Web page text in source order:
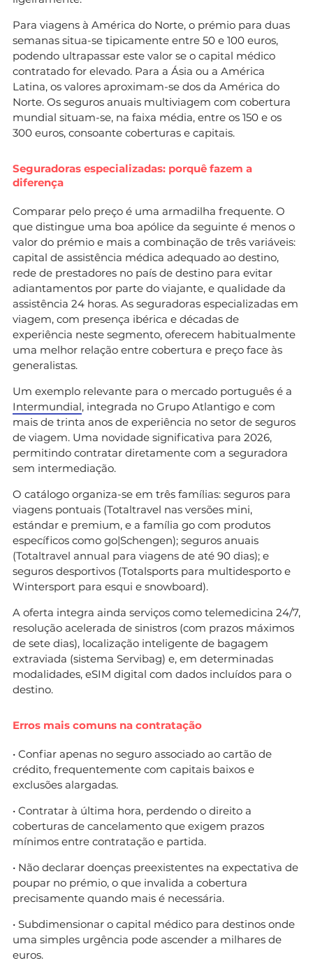
Para viagens à América do Norte, o prémio para duas
semanas situa-se tipicamente entre 50 e 100 euros,
podendo ultrapassar este valor se o capital médico
contratado for elevado. Para a Ásia ou a América
Latina, os valores aproximam-se dos da América do
Norte. Os seguros anuais multiviagem com cobertura
mundial situam-se, na faixa média, entre os 150 e os
300 euros, consoante coberturas e capitais.
Seguradoras especializadas: porquê fazem a
diferença
Comparar pelo preço é uma armadilha frequente. O
que distingue uma boa apólice da seguinte é menos o
valor do prémio e mais a combinação de três variáveis:
capital de assistência médica adequado ao destino,
rede de prestadores no país de destino para evitar
adiantamentos por parte do viajante, e qualidade da
assistência 24 horas. As seguradoras especializadas em
viagem, com presença ibérica e décadas de
experiência neste segmento, oferecem habitualmente
uma melhor relação entre cobertura e preço face às
generalistas.
Um exemplo relevante para o mercado português é a
Intermundial, integrada no Grupo Atlantigo e com
mais de trinta anos de experiência no setor de seguros
de viagem. Uma novidade significativa para 2026,
permitindo contratar diretamente com a seguradora
sem intermediação.
O catálogo organiza-se em três famílias: seguros para
viagens pontuais (Totaltravel nas versões mini,
estándar e premium, e a família go com produtos
específicos como go|Schengen); seguros anuais
(Totaltravel annual para viagens de até 90 dias); e
seguros desportivos (Totalsports para multidesporto e
Wintersport para esqui e snowboard).
A oferta integra ainda serviços como telemedicina 24/7,
resolução acelerada de sinistros (com prazos máximos
de sete dias), localização inteligente de bagagem
extraviada (sistema Servibag) e, em determinadas
modalidades, eSIM digital com dados incluídos para o
destino.
Erros mais comuns na contratação
• Confiar apenas no seguro associado ao cartão de
crédito, frequentemente com capitais baixos e
exclusões alargadas.
• Contratar à última hora, perdendo o direito a
coberturas de cancelamento que exigem prazos
mínimos entre contratação e partida.
• Não declarar doenças preexistentes na expectativa de
poupar no prémio, o que invalida a cobertura
precisamente quando mais é necessária.
• Subdimensionar o capital médico para destinos onde
uma simples urgência pode ascender a milhares de
euros.